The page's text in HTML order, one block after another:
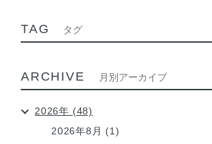
TAG タグ
ARCHIVE 月別アーカイブ
2026年 (48)
2026年8月 (1)